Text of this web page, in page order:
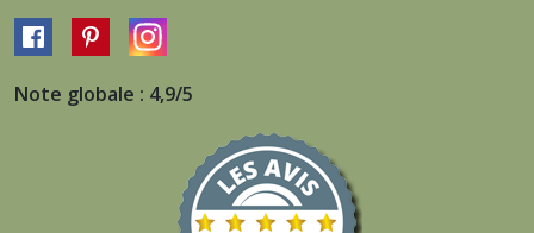
Note globale : 4,9/5